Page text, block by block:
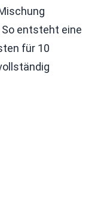
entsteht eine
für 10